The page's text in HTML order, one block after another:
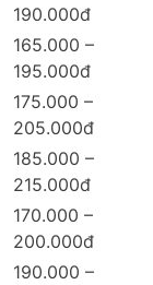
190.000đ
165.000 –
195.000đ
175.000 –
205.000đ
185.000 –
215.000đ
170.000 –
200.000đ
190.000 –